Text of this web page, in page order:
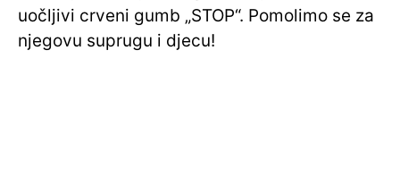
uočljivi crveni gumb „STOP“. Pomolimo se za
njegovu suprugu i djecu!